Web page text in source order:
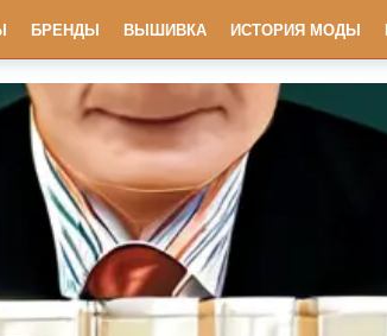
БРЕНДЫ ВЫШИВКА ИСТОРИЯ МОДЫ